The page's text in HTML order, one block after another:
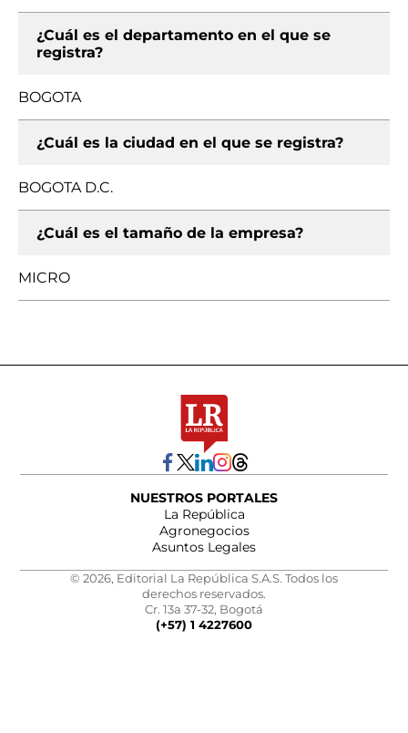
¿Cuál es el departamento en el que se
registra?
BOGOTA
¿Cuál es la ciudad en el que se registra?
BOGOTA D.C.
¿Cuál es el tamaño de la empresa?
MICRO
NUESTROS PORTALES
La República
Agronegocios
Asuntos Legales
© 2026, Editorial La República S.A.S. Todos los
derechos reservados.
Cr. 13a 37-32, Bogotá
(+57) 1 4227600